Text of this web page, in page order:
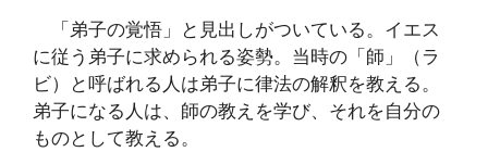
「弟子の覚悟」と見出しがついている。イエス
に従う弟子に求められる姿勢。当時の「師」（ラ
ビ）と呼ばれる人は弟子に律法の解釈を教える。
弟子になる人は、師の教えを学び、それを自分の
ものとして教える。